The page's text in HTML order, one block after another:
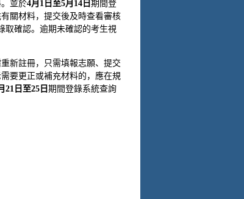
並於4月 1 日至5月 14 日 期間登
關材料，提交後及時查看審核
取確認。逾期未確認的考生視
新註冊，只需填報志願、提交
要更正或補充材料的，應在規
21 日至25 日 期間登錄系統查詢